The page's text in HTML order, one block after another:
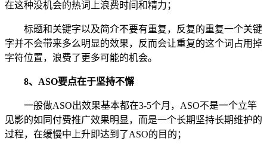
在这种没机会的热词上浪费时间和精力；
标题和关键字以及简介不要有重复，反复的重复一个关键
字并不会带来多么明显的效果，反而会让重复的这个词占用掉
字符位置，浪费了更多可能的机会。
8、ASO要点在于坚持不懈
一般做ASO出效果基本都在3-5个月，ASO不是一个立竿
见影的如同付费推广效果明显，而是一个长期坚持长期维护的
过程，在缓慢中上升即达到了ASO的目的；